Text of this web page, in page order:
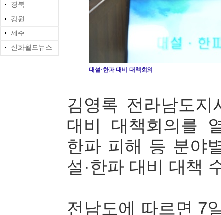
경북
강원
제주
신화월드뉴스
대설·한파 대비 대책회의
김영록 전라남도지
대비 대책회의를
한파 피해 등 분야
설·한파 대비 대책
전남도에 따르면 7